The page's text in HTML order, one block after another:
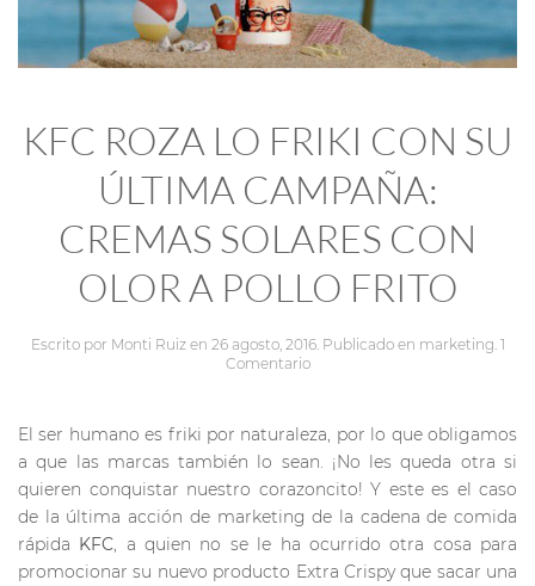
KFC ROZA LO FRIKI CON SU
ÚLTIMA CAMPAÑA:
CREMAS SOLARES CON
OLOR A POLLO FRITO
Escrito por Monti Ruizen 26 agosto, 2016. Publicado en marketing 1
Comentario
El ser humano es friki por naturaleza, por lo que obligamos
a que las marcas también lo sean. ¡No les queda otra si
quieren conquistar nuestro corazoncito! Y este es el caso
de la última acción de marketing de la cadena de comida
rápida KFC , a quien no se le ha ocurrido otra cosa para
promocionar su nuevo producto Extra Crispy que sacar una